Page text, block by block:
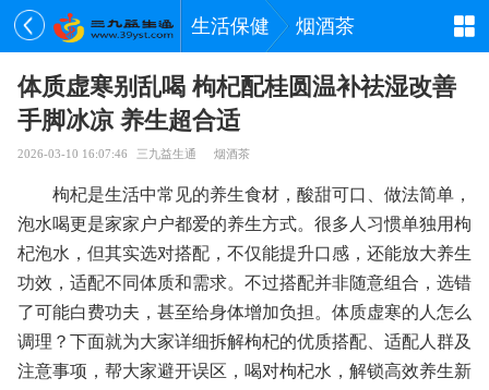
生活保健 烟酒茶
体质虚寒别乱喝 枸杞配桂圆温补祛湿改善
手脚冰凉 养生超合适
2026-03-10 16:07:46 三九益生通 烟酒茶
枸杞是生活中常见的养生食材，酸甜可口、做法简单，
泡水喝更是家家户户都爱的养生方式。很多人习惯单独用枸
杞泡水，但其实选对搭配，不仅能提升口感，还能放大养生
功效，适配不同体质和需求。不过搭配并非随意组合，选错
了可能白费功夫，甚至给身体增加负担。体质虚寒的人怎么
调理？下面就为大家详细拆解枸杞的优质搭配、适配人群及
注意事项，帮大家避开误区，喝对枸杞水，解锁高效养生新